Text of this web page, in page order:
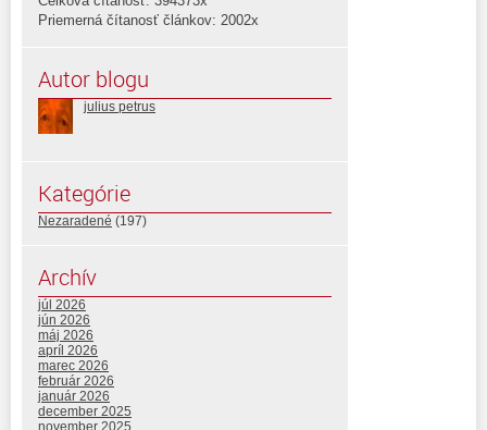
Priemerná čítanosť článkov: 2002x
Autor blogu
julius petrus
Kategórie
Nezaradené (197)
Archív
júl 2026
jún 2026
máj 2026
apríl 2026
marec 2026
február 2026
január 2026
december 2025
november 2025